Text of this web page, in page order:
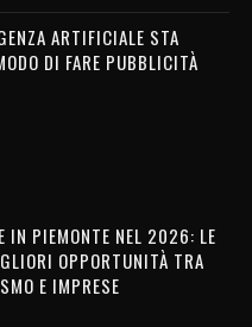
ARTIFICIALE STA
DI FARE PUBBLICITÀ
IN PIEMONTE NEL 2026: LE
OPPORTUNITÀ TRA
E IMPRESE